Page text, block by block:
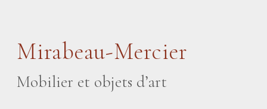
Mirabeau-Mercier
Mobilier et objets d’art